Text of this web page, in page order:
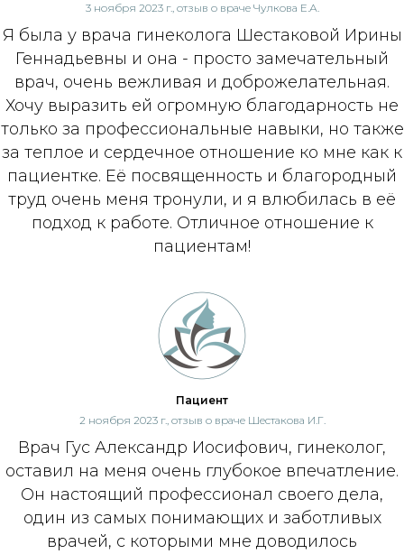
3 ноября 2023 г., отзыв о враче Чулкова Е.А.
Я была у врача гинеколога Шестаковой Ирины
Геннадьевны и она - просто замечательный
врач, очень вежливая и доброжелательная.
Хочу выразить ей огромную благодарность не
только за профессиональные навыки, но также
за теплое и сердечное отношение ко мне как к
пациентке. Её посвященность и благородный
труд очень меня тронули, и я влюбилась в её
подход к работе. Отличное отношение к
пациентам!
Пациент
2 ноября 2023 г., отзыв о враче Шестакова И.Г.
Врач Гус Александр Иосифович, гинеколог,
оставил на меня очень глубокое впечатление.
Он настоящий профессионал своего дела,
один из самых понимающих и заботливых
врачей, с которыми мне доводилось